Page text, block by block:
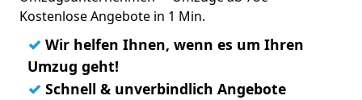
Kostenlose Angebote in 1 Min.
✓ Wir helfen Ihnen, wenn es um Ihren
Umzug geht!
✓ Schnell & unverbindlich Angebote